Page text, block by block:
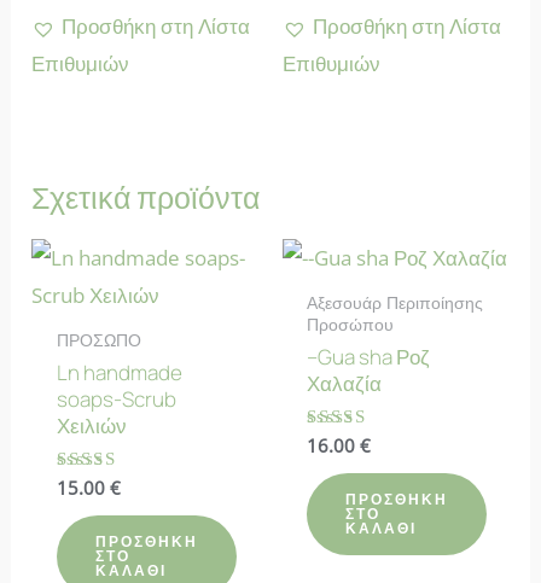
Προσθήκη στη Λίστα
Επιθυμιών
Προσθήκη στη Λίστα
Επιθυμιών
Σχετικά προϊόντα
ΠΡΟΣΩΠΟ
Ln handmade
soaps-Scrub
Χειλιών
Βαθμολογήθηκε
4.73
από 5
15.00 €
ΠΡΟΣΘΉΚΗ
ΣΤΟ
ΚΑΛΆΘΙ
Αξεσουάρ Περιποίησης
Προσώπου
–Gua sha Ροζ
Χαλαζία
Βαθμολογήθηκε
4.90
από 5
16.00€
ΠΡΟΣΘΉΚΗ
ΣΤΟ
ΚΑΛΆΘΙ